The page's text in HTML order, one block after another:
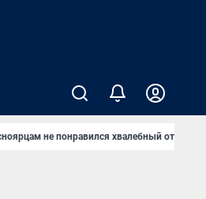
не понравился хвалебный отзыв о